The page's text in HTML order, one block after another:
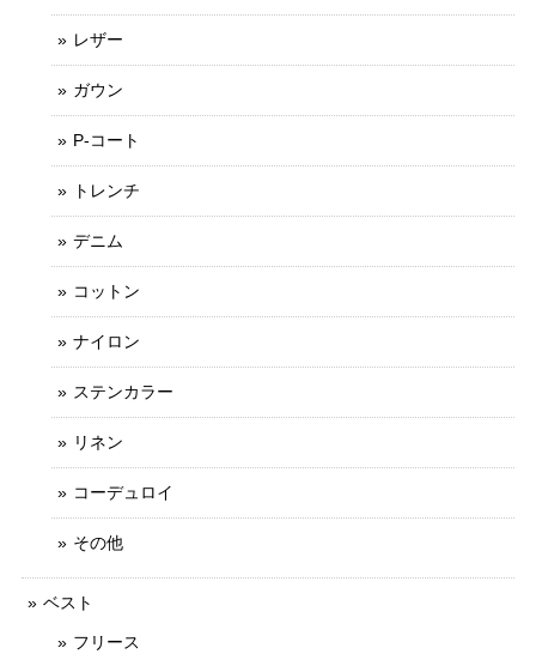
レザー
ガウン
P-コート
トレンチ
デニム
コットン
ナイロン
ステンカラー
リネン
コーデュロイ
その他
ベスト
フリース